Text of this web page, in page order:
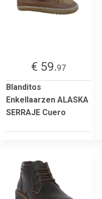
€ 59.97
Blanditos
Enkellaarzen ALASKA
SERRAJE Cuero